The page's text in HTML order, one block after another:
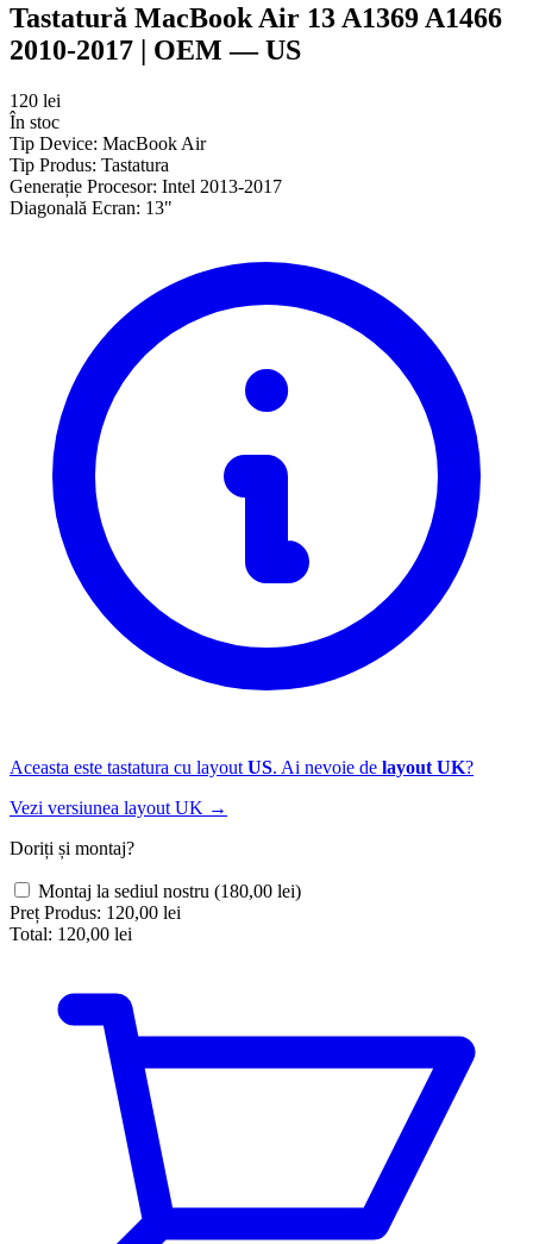
Tastatură MacBook Air 13 A1369 A1466
2010-2017 | OEM — US
120 lei
În stoc
Tip Device: MacBook Air
Tip Produs: Tastatura
Generație Procesor: Intel 2013-2017
Diagonală Ecran: 13"
Aceasta este tastatura cu layout US. Ai nevoie de layout UK?
Vezi versiunea layout UK →
Doriți și montaj?
Montaj la sediul nostru (180,00 lei)
Preț Produs: 120,00 lei
Total: 120,00 lei